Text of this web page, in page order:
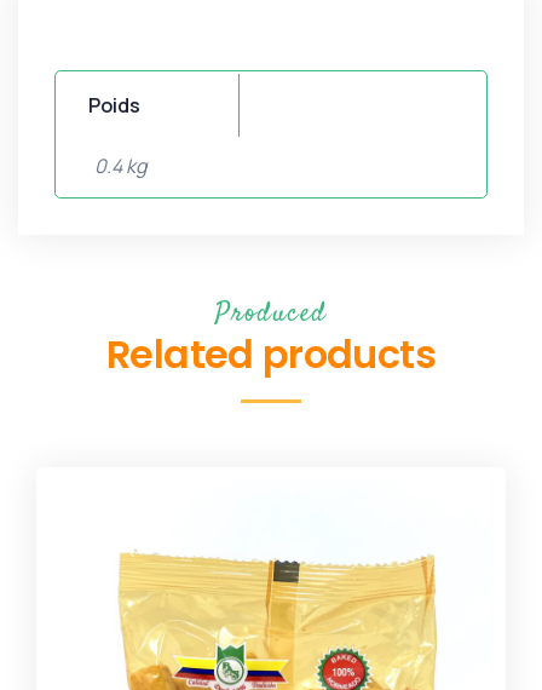
Poids
0.4 kg
Produced
Related products